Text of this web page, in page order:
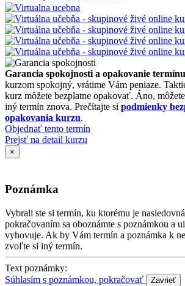
Garancia spokojnosti a opakovanie
kurzom spokojný, vrátime Vám peniaze.
kurz môžete bezplatne opakovať. Áno,
iný termín znova. Prečítajte si podmienky
opakovania kurzu.
Objednať tento termín
Prejsť na detail kurzu
×
Poznámka
Vybrali ste si termín, ku ktorému je
pokračovaním sa oboznámte s poznámkou a
vyhovuje. Ak by Vám termín a poznámka k
zvoľte si iný termín.
Text poznámky:
Súhlasím s poznámkou, pokračovať